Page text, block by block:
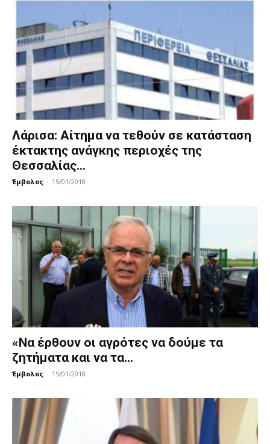
Λάρισα: Αίτημα να τεθούν σε κατάσταση
έκτακτης ανάγκης περιοχές της
Θεσσαλίας...
Έμβολος - 15/01/2018
«Να έρθουν οι αγρότες να δούμε τα
ζητήματα και να τα...
Έμβολος - 15/01/2018